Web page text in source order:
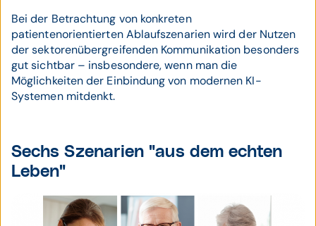
Bei der Betrachtung von konkreten
patientenorientierten Ablaufszenarien wird der Nutzen
der sektorenübergreifenden Kommunikation besonders
gut sichtbar – insbesondere, wenn man die
Möglichkeiten der Einbindung von modernen KI-
Systemen mitdenkt.
Sechs Szenarien "aus dem echten
Leben"